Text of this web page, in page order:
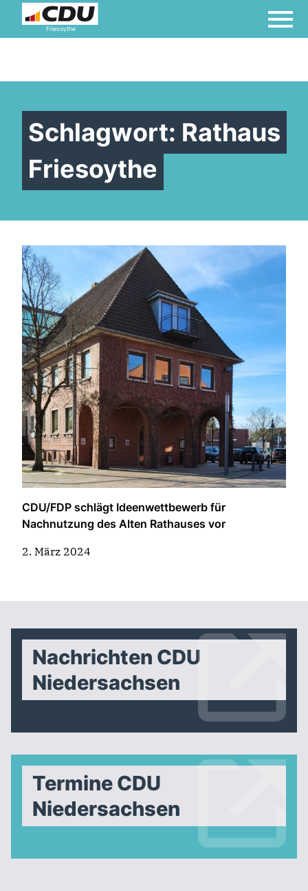
Friesoythe
Schlagwort: Rathaus
Friesoythe
CDU/FDP schlägt Ideenwettbewerb für
Nachnutzung des Alten Rathauses vor
2. März 2024
Nachrichten CDU
Niedersachsen
Termine CDU
Niedersachsen